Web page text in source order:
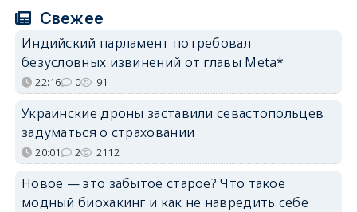
Свежее
Индийский парламент потребовал
безусловных извинений от главы Meta*
22:16 0 91
Украинские дроны заставили севастопольцев
задуматься о страховании
20:01 2 2112
Новое — это забытое старое? Что такое
модный биохакинг и как не навредить себе